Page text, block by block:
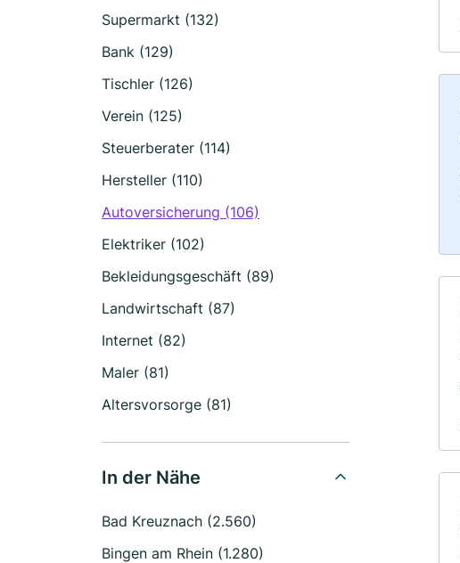
Supermarkt (132)
Bank (129)
Tischler (126)
Verein (125)
Steuerberater (114)
Hersteller (110)
Autoversicherung (106)
Elektriker (102)
Bekleidungsgeschäft (89)
Landwirtschaft (87)
Internet (82)
Maler (81)
Altersvorsorge (81)
In der Nähe
Bad Kreuznach (2.560)
Bingen am Rhein (1.280)